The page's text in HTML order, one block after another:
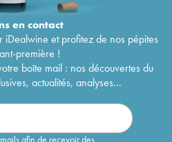
encontact
iDealwine et profitez de nos pépites
première !
boîte mail : nos découvertes du
actualités, analyses...
afin de recevoir des